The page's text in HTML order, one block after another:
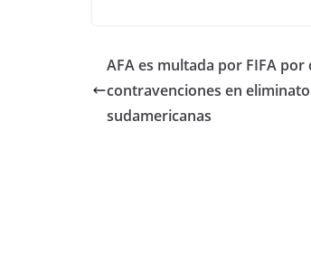
e
b
o
er s
A
p
ar
AFA es multada por FIFA por
contravenciones en
sudamericanas